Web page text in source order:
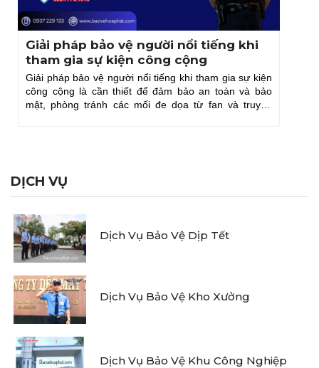
Giải pháp bảo vệ người nổi tiếng khi
tham gia sự kiện công cộng
Giải pháp bảo vệ người nổi tiếng khi tham gia sự kiện
công cộng là cần thiết để đảm bảo an toàn và bảo
mật, phòng tránh các mối đe dọa từ fan và truyền
DỊCH VỤ
Dịch Vụ Bảo Vệ Dịp Tết
Dịch Vụ Bảo Vệ Kho Xưởng
Dịch Vụ Bảo Vệ Khu Công Nghiệp